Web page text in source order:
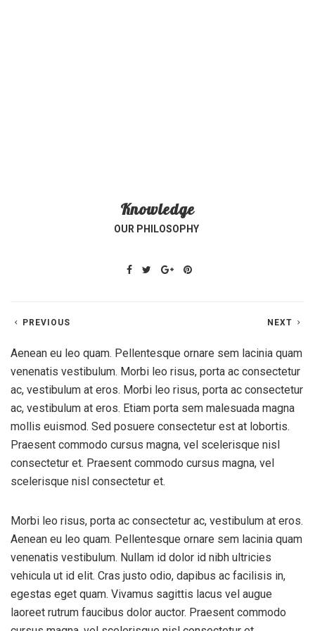
Knowledge
OUR PHILOSOPHY
PREVIOUS NEXT
Aenean eu leo quam. Pellentesque ornare sem lacinia quam
venenatis vestibulum. Morbi leo risus, porta ac consectetur
ac, vestibulum at eros. Morbi leo risus, porta ac consectetur
ac, vestibulum at eros. Etiam porta sem malesuada magna
mollis euismod. Sed posuere consectetur est at lobortis.
Praesent commodo cursus magna, vel scelerisque nisl
consectetur et. Praesent commodo cursus magna, vel
scelerisque nisl consectetur et.
Morbi leo risus, porta ac consectetur ac, vestibulum at eros.
Aenean eu leo quam. Pellentesque ornare sem lacinia quam
venenatis vestibulum. Nullam id dolor id nibh ultricies
vehicula ut id elit. Cras justo odio, dapibus ac facilisis in,
egestas eget quam. Vivamus sagittis lacus vel augue
laoreet rutrum faucibus dolor auctor. Praesent commodo